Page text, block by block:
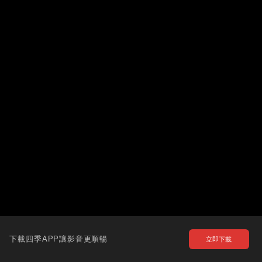
下載四季APP讓影音更順暢 立即下載